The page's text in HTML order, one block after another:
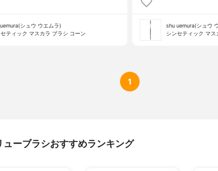
シュウ ウエムラ)
ティック マスカラ ブラシ コーン
shu uemura(シュウ
シンセティック マス
1
ューブラシおすすめランキング